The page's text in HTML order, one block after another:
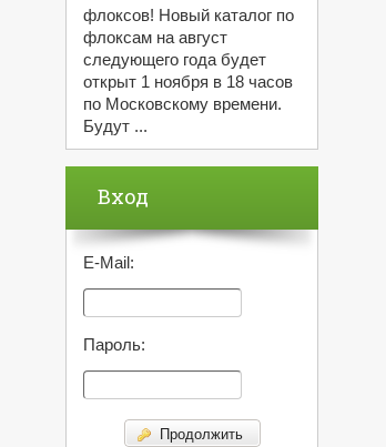
флоксов! Новый каталог по
флоксам на август
следующего года будет
открыт 1 ноября в 18 часов
по Московскому времени.
Будут ...
Вход
E-Mail:
Пароль:
Продолжить